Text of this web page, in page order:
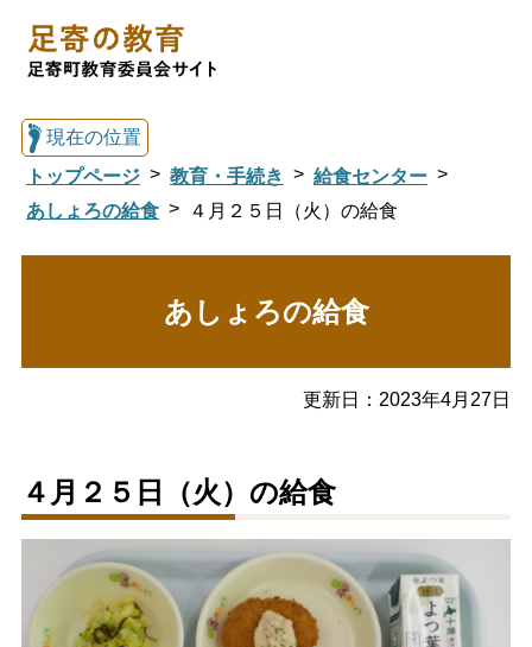
図書館
生涯学習 文化・スポーツ
現在の位置
トップページ
教育・手続き
給食センター
あしょろの給食
４月２５日（火）の給食
あしょろの給食
更新日： 2023年4月27日
４月２５日（火）の給食